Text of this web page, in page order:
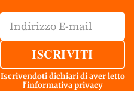
ISCRIVITI
Iscrivendoti dichiari di aver letto
l'informativa privacy